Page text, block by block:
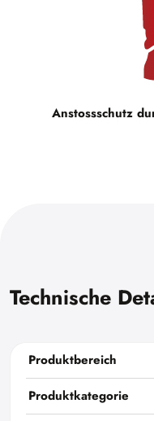
Anstossschutz
Technische
Produktbereich
Produktkategorie